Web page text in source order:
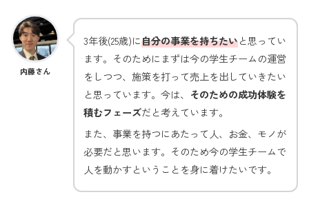
内藤さん
3年後(25歳)に自分の事業を持ちたいと思ってい
ます。そのためにまずは今の学生チームの運営
をしつつ、施策を打って売上を出していきたい
と思っています。今は、 そのための成功体験を
積むフェーズだと考えています。
また、事業を持つにあたって人、お金、モノが
必要だと思います。そのため今の学生チームで
人を動かすということを身に着けたいです。